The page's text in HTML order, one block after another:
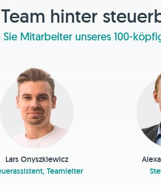
hinter
Sie Mitarbeiter unseres 100-
Lars Onyszkiewicz
Teamleiter